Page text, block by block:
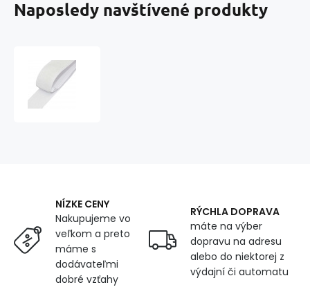
Naposledy navštívené produkty
cm,
šírka
100
mm
NÍZKE CENY
Nakupujeme vo
veľkom a preto
máme s
dodávateľmi
dobré vzťahy
RÝCHLA DOPRAVA
máte na výber
dopravu na adresu
alebo do niektorej z
výdajní či automatu